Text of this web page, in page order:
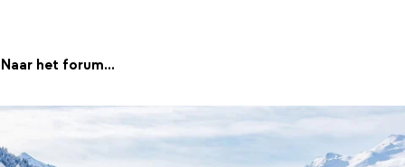
Naar het forum...